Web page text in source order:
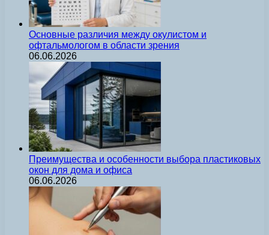
Основные различия между окулистом и
офтальмологом в области зрения
06.06.2026
Преимущества и особенности выбора пластиковых
окон для дома и офиса
06.06.2026